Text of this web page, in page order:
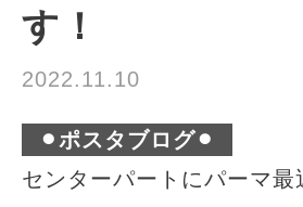
す！
2022.11.10
⚫︎ポスタブログ⚫︎
センターパートにパーマ最